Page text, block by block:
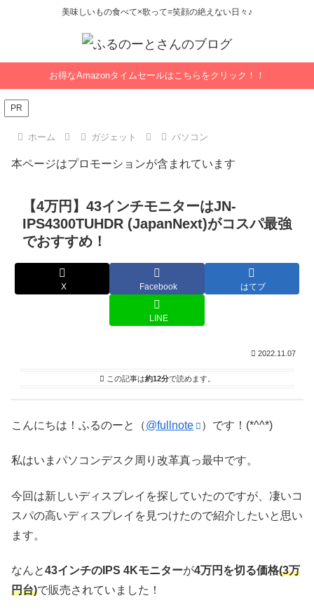
美味しいもの食べて×歌って=笑顔の絶えない日々♪
お得なAmazonタイムセールはこちらをクリック！！
PR
ホーム ガジェット パソコン
本ページはプロモーションが含まれています
【4万円】43インチモニターはJN-
IPS4300TUHDR (JapanNext)がコスパ最強
でおすすめ！
X Facebook はてブ
LINE
2022.11.07
この記事は約12分で読めます。
こんにちは！ふるのーと（@fullnote ）です！(*^^*)
私はいまパソコンデスク周り改革真っ最中です。
今回は新しいディスプレイを探していたのですが、凄いコ
スパの高いディスプレイを見つけたので紹介したいと思い
ます。
なんと43インチのIPS 4Kモニターが4万円を切る価格(3万
円台)で販売されていました！